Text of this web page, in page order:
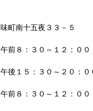
町南十五夜３３－５
午前８：３０～１２
５：３０～２０：０
前８：３０～１２：００